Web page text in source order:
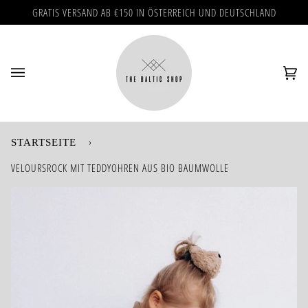
zum
GRATIS VERSAND AB €150 IN ÖSTERREICH UND DEUTSCHLAND
(0)
STARTSEITE
›
VELOURSROCK MIT TEDDYOHREN AUS BIO BAUMWOLLE